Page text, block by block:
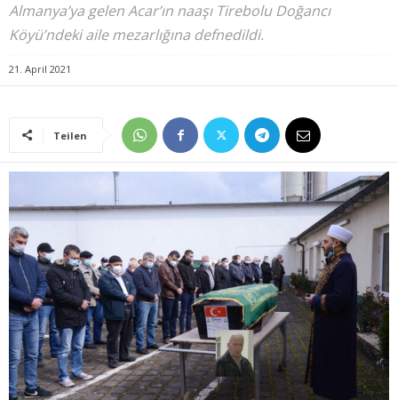
Almanya’ya gelen Acar’ın naaşı Tirebolu Doğancı
Köyü’ndeki aile mezarlığına defnedildi.
21. April 2021
Teilen